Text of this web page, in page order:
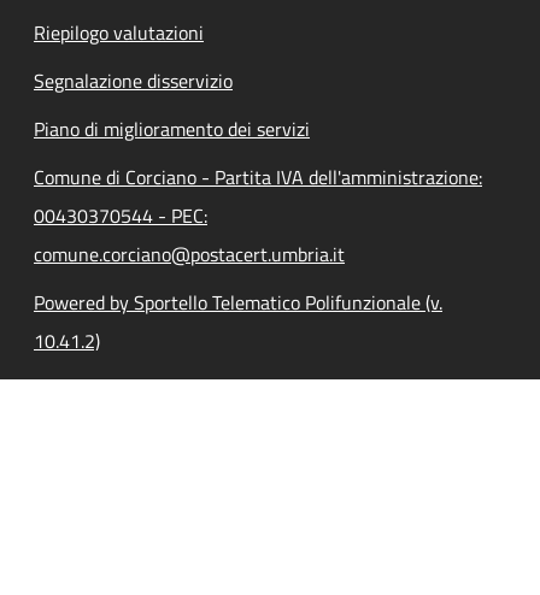
Riepilogo valutazioni
Segnalazione disservizio
Piano di miglioramento dei servizi
Comune di Corciano - Partita IVA dell'amministrazione:
00430370544 - PEC:
comune.corciano@postacert.umbria.it
Powered by Sportello Telematico Polifunzionale (v.
10.41.2)